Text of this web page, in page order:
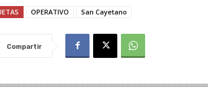
OPERATIVO San Cayetano
Compartir